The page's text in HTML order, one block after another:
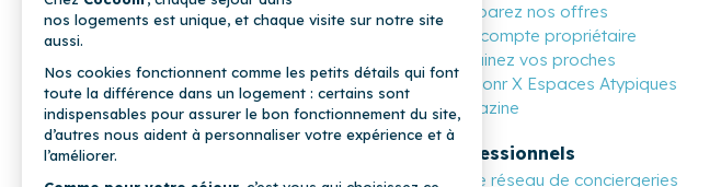
COCOONR
Comparez nos offres
Mon compte propriétaire
Parrainez vos proches
Cocoonr X Espaces Atypiques
Magazine
Professionnels
Notre réseau de conciergeries